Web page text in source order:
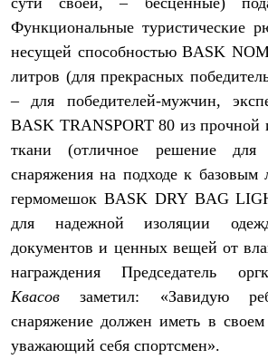
Функциональные туристические
несущей способностью BASK
литров (для прекрасных
– для победителей-мужчин,
BASK TRANSPORT 80 из прочной
ткани (отличное решение для
снаряжения на подходе к базовым
гермомешок BASK DRY BAG
для надежной изоляции
документов и ценных вещей от
награждения Председатель
Квасов заметил: «Завидую
снаряжение должен иметь в
уважающий себя спортсмен».